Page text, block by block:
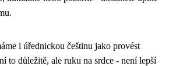
i úřednickou češtinu jako provést
to důležitě, ale ruku na srdce - není lepší